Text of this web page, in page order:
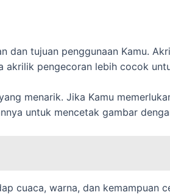
tujuan penggunaan Kamu.
akrilik pengecoran lebih cocok
menarik. Jika Kamu
untuk mencetak gambar
cuaca, warna, dan kemampuan